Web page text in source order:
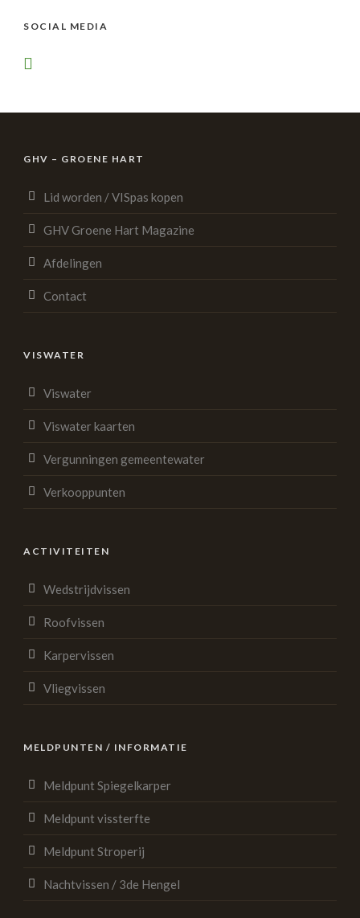
SOCIAL MEDIA
GHV – GROENE HART
Lid worden / VISpas kopen
GHV Groene Hart Magazine
Afdelingen
Contact
VISWATER
Viswater
Viswater kaarten
Vergunningen gemeentewater
Verkooppunten
ACTIVITEITEN
Wedstrijdvissen
Roofvissen
Karpervissen
Vliegvissen
MELDPUNTEN / INFORMATIE
Meldpunt Spiegelkarper
Meldpunt vissterfte
Meldpunt Stroperij
Nachtvissen / 3de Hengel